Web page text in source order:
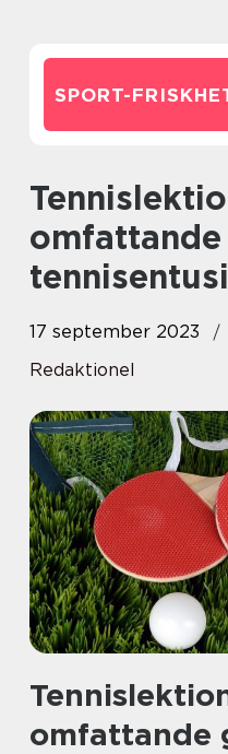
SPORT-
Tennislektioner: En
17 september 2023
Redaktionel
omfattande